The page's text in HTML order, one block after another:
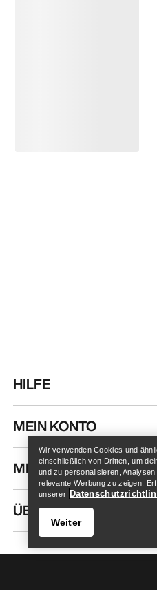
Store finden
HILFE
MEIN KONTO
MEHR SHOPPEN
ÜBER UNS
Wir verwenden Cookies und
einschließlich von Dritten, um
und zu personalisieren,
relevante Werbung zu zeigen.
unserer
Weiter